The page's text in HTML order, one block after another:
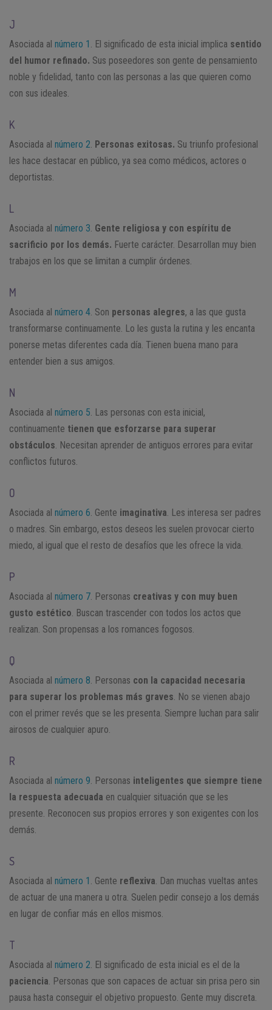
J
Asociada al número 1 . El significado de esta inicial implica sentido
del humor refinado. Sus poseedores son gente de pensamiento
noble y fidelidad, tanto con las personas a las que quieren como
con sus ideales.
K
Asociada al número 2 Personas exitosas. Su triunfo profesional
les hace destacar en público, ya sea como médicos, actores o
deportistas.
L
Asociada al número 3 Gente religiosa y con espíritu de
sacrificio por los demás. Fuerte carácter. Desarrollan muy bien
trabajos en los que se limitan a cumplir órdenes.
M
Asociada al número 4 . Son personas alegres, a las que gusta
transformarse continuamente. Lo les gusta la rutina y les encanta
ponerse metas diferentes cada día. Tienen buena mano para
entender bien a sus amigos.
N
Asociada al número 5 . Las personas con esta inicial,
continuamente tienen que esforzarse para superar
obstáculos . Necesitan aprender de antiguos errores para evitar
conflictos futuros.
O
Asociada al número 6 . Gente imaginativa . Les interesa ser padres
o madres. Sin embargo, estos deseos les suelen provocar cierto
miedo, al igual que el resto de desafíos que les ofrece la vida.
P
Asociada al número 7 . Personas creativas y con muy buen
gusto estético . Buscan trascender con todos los actos que
realizan. Son propensas a los romances fogosos.
Q
Asociada al número 8 . Personas con la capacidad necesaria
para superar los problemas más graves . No se vienen abajo
con el primer revés que se les presenta. Siempre luchan para salir
airosos de cualquier apuro.
R
Asociada al número 9 . Personas inteligentes que siempre tiene
la respuesta adecuada en cualquier situación que se les
presente. Reconocen sus propios errores y son exigentes con los
demás.
S
Asociada al número 1 . Gente reflexiva . Dan muchas vueltas antes
de actuar de una manera u otra. Suelen pedir consejo a los demás
en lugar de confiar más en ellos mismos.
T
Asociada al número 2 . El significado de esta inicial es el de la
paciencia . Personas que son capaces de actuar sin prisa pero sin
pausa hasta conseguir el objetivo propuesto. Gente muy discreta.